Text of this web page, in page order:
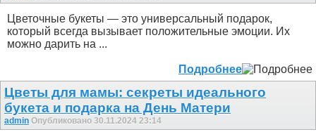
Цветочные букеты — это универсальный подарок,
который всегда вызывает положительные эмоции. Их
можно дарить на ...
Подробнее
Цветы для мамы: секреты идеального
букета и подарка на День Матери
admin Опубликовано 30.11.2024 23:14